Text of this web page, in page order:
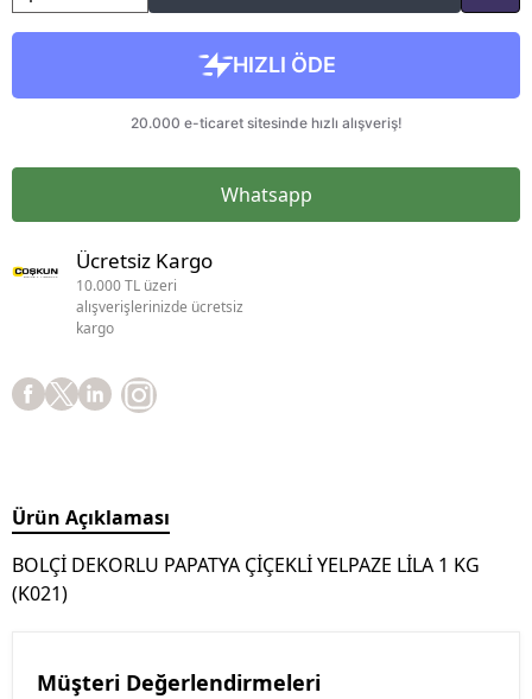
Whatsapp
Ücretsiz Kargo
10.000 TL üzeri
alışverişlerinizde ücretsiz
kargo
Ürün Açıklaması
BOLÇİ DEKORLU PAPATYA ÇİÇEKLİ YELPAZE LİLA 1 KG
(K021)
Müşteri Değerlendirmeleri